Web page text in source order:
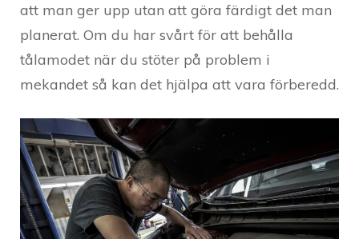
att man ger upp utan att göra färdigt det man
planerat. Om du har svårt för att behålla
tålamodet när du stöter på problem i
mekandet så kan det hjälpa att vara förberedd.